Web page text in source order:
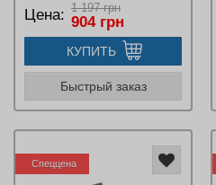
Цена: 1 197 грн
904 грн
КУПИТЬ
Быстрый заказ
Спеццена